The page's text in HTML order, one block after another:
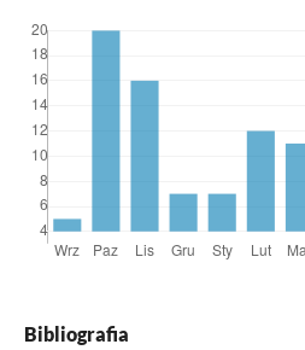
Bibliografia